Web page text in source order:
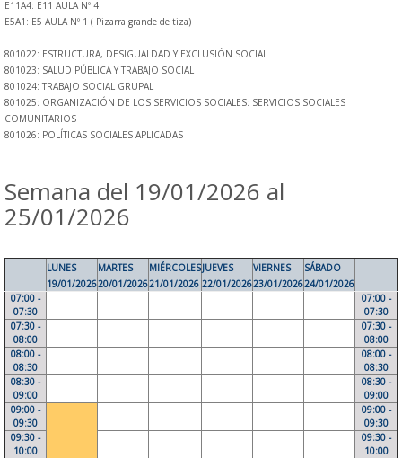
E11A4: E11 AULA Nº 4
E5A1: E5 AULA Nº 1 ( Pizarra grande de tiza)
801022: ESTRUCTURA, DESIGUALDAD Y EXCLUSIÓN SOCIAL
801023: SALUD PÚBLICA Y TRABAJO SOCIAL
801024: TRABAJO SOCIAL GRUPAL
801025: ORGANIZACIÓN DE LOS SERVICIOS SOCIALES: SERVICIOS SOCIALES
COMUNITARIOS
801026: POLÍTICAS SOCIALES APLICADAS
Semana del 19/01/2026 al
25/01/2026
LUNES
19/01/2026
MARTES
20/01/2026
MIÉRCOLES
21/01/2026
JUEVES
22/01/2026
VIERNES
23/01/2026
SÁBADO
24/01/2026
07:00 -
07:30
07:00 -
07:30
07:30 -
08:00
07:30 -
08:00
08:00 -
08:30
08:00 -
08:30
08:30 -
09:00
08:30 -
09:00
09:00 -
09:30
09:00 -
09:30
09:30 -
10:00
09:30 -
10:00